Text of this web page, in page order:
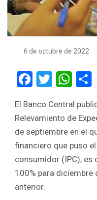
6 de octubre de 2022
F
ce
b
o
o
k
T
tt
er
W
at
s
A
p
p
El Banco Central
Relevamiento de
de septiembre en el
financiero que puso
consumidor (IPC), es
100% para diciembre
anterior.